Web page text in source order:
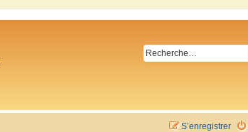
S’enregistrer